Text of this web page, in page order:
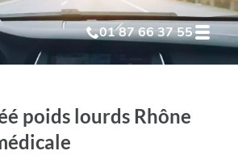
01 87 66 37 55
suite à annulation
poids lourds Rhône